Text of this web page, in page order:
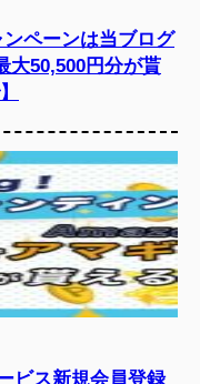
ペーンは当ブログ
大50,500円分が貰
ビス新規会員登録